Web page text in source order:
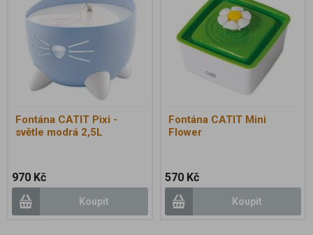
Fontána CATIT Pixi -
světle modrá 2,5L
970 Kč
Koupit
Fontána CATIT Mini
Flower
570 Kč
Koupit